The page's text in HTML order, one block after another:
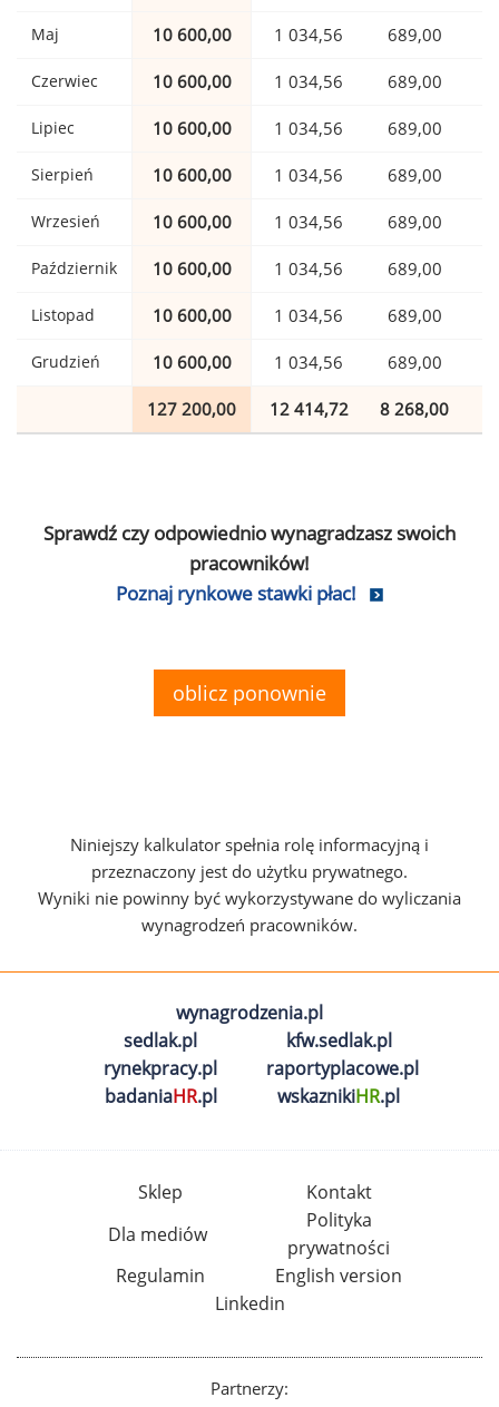
Maj 10 600,00 1 034,56 689,00
Czerwiec 10 600,00 1 034,56 689,00
Lipiec 10 600,00 1 034,56 689,00
Sierpień 10 600,00 1 034,56 689,00
Wrzesień 10 600,00 1 034,56 689,00
Październik 10 600,00 1 034,56 689,00
Listopad 10 600,00 1 034,56 689,00
Grudzień 10 600,00 1 034,56 689,00
127 200,00 12 414,72 8 268,00
Sprawdź czy odpowiednio wynagradzasz swoich
pracowników!
Poznaj rynkowe stawki płac!
oblicz ponownie
Niniejszy kalkulator spełnia rolę informacyjną i
przeznaczony jest do użytku prywatnego.
Wyniki nie powinny być wykorzystywane do wyliczania
wynagrodzeń pracowników.
wynagrodzenia.pl
sedlak.pl
kfw.sedlak.pl
rynekpracy.pl
raportyplacowe.pl
badaniaHR.pl wskaznikiHR.pl
Sklep
Kontakt
Dla mediów
Polityka
prywatności
Regulamin
English version
Linkedin
Partnerzy: